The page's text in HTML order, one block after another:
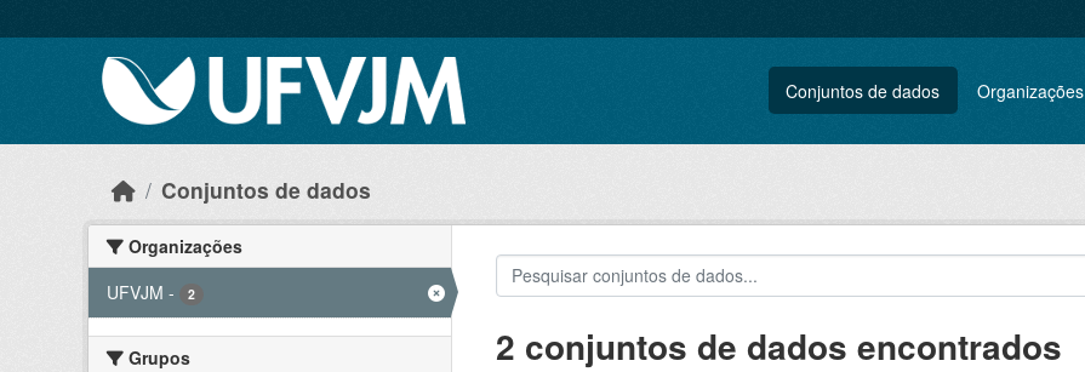
Conjuntos de dados Organizações
Conjuntos de dados
Organizações
UFVJM - 2
Grupos
2 conjuntos de dados encontrados